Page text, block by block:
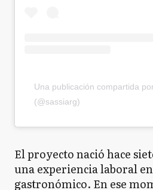
Una publicación compartida
(@sassiarg)
El proyecto nació hace
una experiencia laboral
gastronómico. En ese